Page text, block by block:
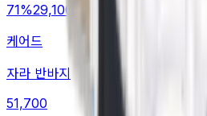
71%29,100
케어드
자라 반바지
51,700